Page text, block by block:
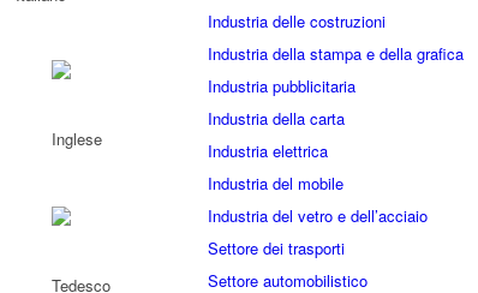
Industria delle costruzioni
Industria della stampa e della grafica
Industria pubblicitaria
Industria della carta
Industria elettrica
Industria del mobile
Industria del vetro e dell’acciaio
Settore dei trasporti
Settore automobilistico